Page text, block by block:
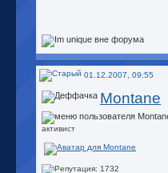
01.12.2007, 09:55
Montane
активист